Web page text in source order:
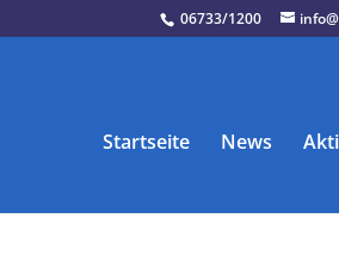
06733/1200
Startseite News